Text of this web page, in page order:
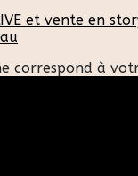
et vente en
correspond à